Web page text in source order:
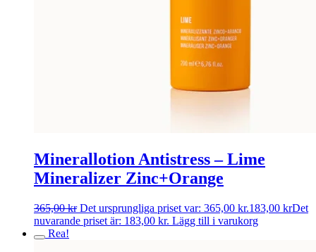
Minerallotion Antistress – Lime
Mineralizer Zinc+Orange
365,00kr Det ursprungliga priset var: 365,00 kr.183,00 krDet
nuvarande priset är: 183,00 kr. Lägg till i varukorg
Rea!